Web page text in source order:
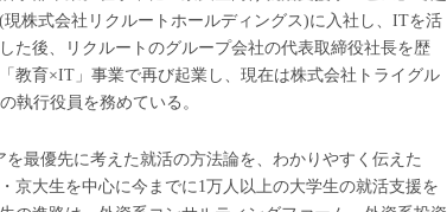
株式会社リクルートホールディングス)に入社し、ITを活
た後、リクルートのグループ会社の代表取締役社長を歴
教育×IT」事業で再び起業し、現在は株式会社トライグル
執行役員を務めている。
最優先に考えた就活の方法論を、わかりやすく伝えた
京大生を中心に今までに1万人以上の大学生の就活支援を